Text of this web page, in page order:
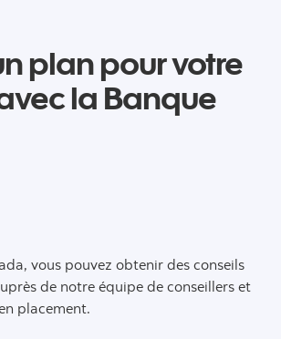
plan pour votre
la Banque
vous pouvez obtenir des conseils
de notre équipe de conseillers et
placement.